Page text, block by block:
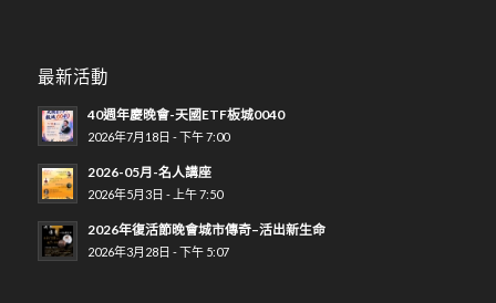
最新活動
40週年慶晚會-天國ETF板城0040
2026年7月18日 - 下午 7:00
2026-05月-名人講座
2026年5月3日 - 上午 7:50
2026年復活節晚會城市傳奇–活出新生命
2026年3月28日 - 下午 5:07